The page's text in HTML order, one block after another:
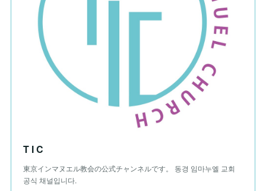
T I C
東京インマヌエル教会の公式チャンネルです。 동경 임마누엘 교회
공식 채널입니다.